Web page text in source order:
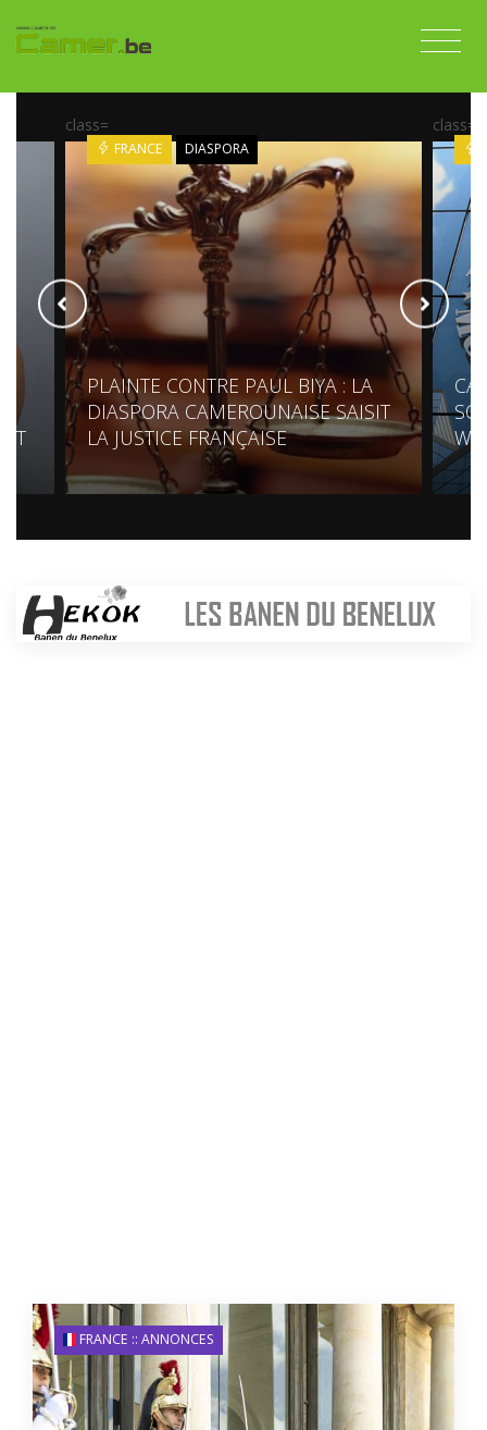
class=
FRANCE DIASPORA
PLAINTE CONTRE PAUL BIYA : LA
DIASPORA CAMEROUNAISE SAISIT
LA JUSTICE FRANÇAISE
class=
FRANCE :: ANNONCES